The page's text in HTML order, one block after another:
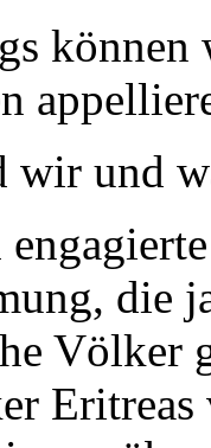
können
wir und
die
Völker
Eritreas